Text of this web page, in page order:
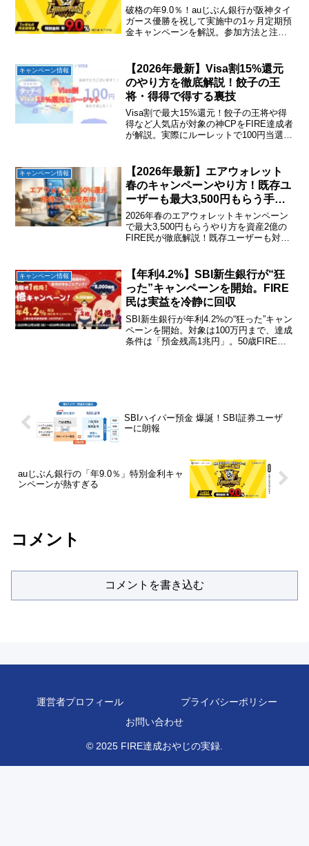
破格の年9.0％！auじぶん銀行が阪神タイ
ガース優勝を祝して実施中の1ヶ月定期預
金キャンペーンを解説。参加方法と注意
キャンペーン情報
【2026年最新】Visa割15%還元
のやり方を徹底解説！餃子の王
将・得得で得する裏技
Visa割で最大15%還元！餃子の王将や得
得など人気店が対象の神CPをFIRE達成者
が解説。実際にルーレットで100円当選し
費を賢く削りましょう。
キャンペーン情報
【2026年最新】エアウォレット
春のキャンペーンやり方！既存ユ
ーザーも最大3,500円もらう手
順・招待コード
2026年春のエアウォレットキャンペーン
で最大3,500円もらうやり方を資産2億の
FIRE民が徹底解説！既存ユーザーも対象
クで手取りを増やすなら今すぐチェッ
ク！
キャンペーン情報
【年利4.2%】SBI新生銀行が“狂
った”キャンペーンを開始。FIRE
民は実益を冷静に回収
SBI新生銀行が年利4.2%の“狂った”キャン
ペーンを開始。対象は100万円まで、達成
条件は「預金残高1兆円」。50歳FIRE民
SBIハイパー預金 爆誕！SBI証券ユーザ
ーに朗報
auじぶん銀行の「年9.0％」特別金利キャ
ンペーンが熱すぎる
コメント
コメントを書き込む
運営者プロフィール
プライバシーポリシー
お問い合わせ
© 2025 FIRE達成おやじの実録.